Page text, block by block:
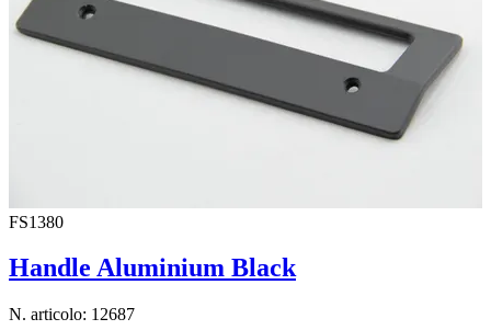
FS1380
Handle Aluminium Black
N. articolo: 12687